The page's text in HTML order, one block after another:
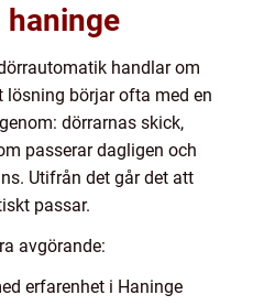
handlar om
lösning börjar ofta med en
dörrarnas skick,
passerar dagligen och
Utifrån det går det att
passar.
avgörande:
erfarenhet i Haninge